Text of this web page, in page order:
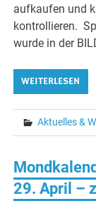
aufkaufen und
kontrollieren.
wurde in der
WEITERLESEN
Aktuelles &
29. April –